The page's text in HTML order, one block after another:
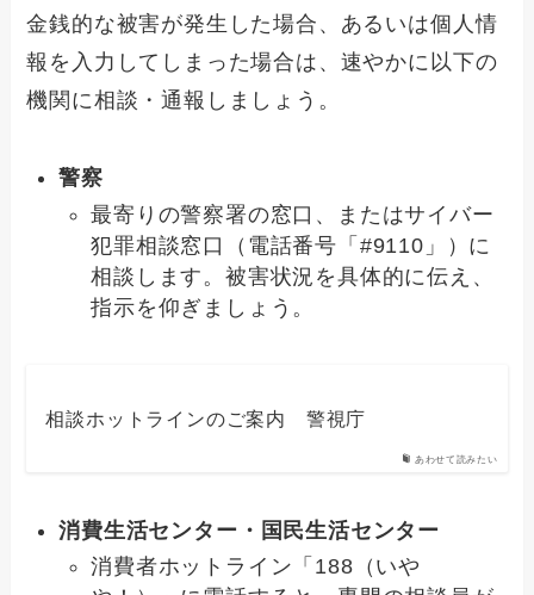
金銭的な被害が発生した場合、あるいは個人情
報を入力してしまった場合は、速やかに以下の
機関に相談・通報しましょう。
警察
最寄りの警察署の窓口、またはサイバー
犯罪相談窓口（電話番号「#9110」）に
相談します。被害状況を具体的に伝え、
指示を仰ぎましょう。
あわせて読みたい
相談ホットラインのご案内 警視庁
消費生活センター・国民生活センター
消費者ホットライン「188（いや